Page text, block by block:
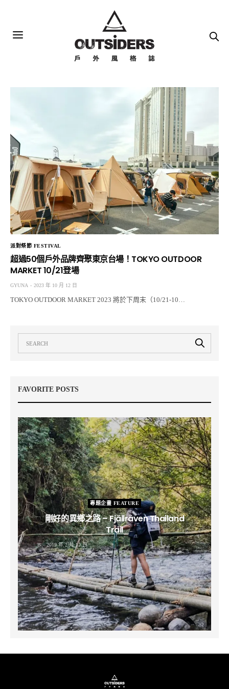
派對祭節 FESTIVAL
超過50個戶外品牌齊聚東京台場！TOKYO OUTDOOR
MARKET 10/21登場
GYUNA 2023 年 10 月 12 日
TOKYO OUTDOOR MARKET 2023 將於下周末（10/21-10…
FAVORITE POSTS
專題企畫 FEATURE
剛好的異鄉之路 – Fjällräven Thailand
Trail
B 2019 年 2 月 12 日